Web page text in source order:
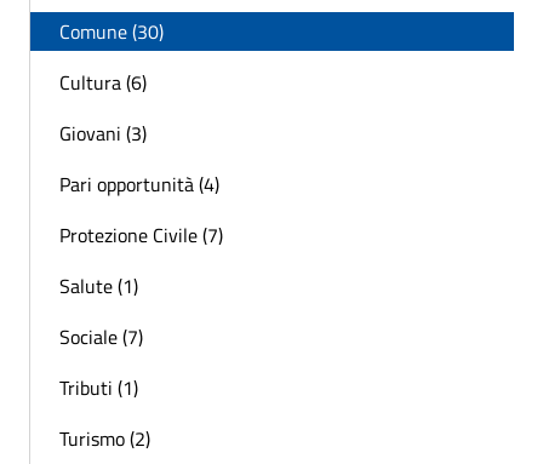
Comune (30)
Cultura (6)
Giovani (3)
Pari opportunità (4)
Protezione Civile (7)
Salute (1)
Sociale (7)
Tributi (1)
Turismo (2)